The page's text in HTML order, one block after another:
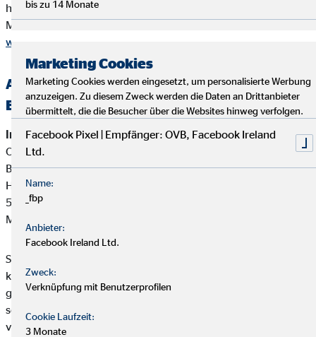
höchstens 60 Cent/Anruf aus Mobilfunknetzen)
Mail
www.dihk.de
Alternative Streitbeilegung —
Beschwerde-/Schlichtungsstellen
Interne Beschwerdestelle:
OVB Vermögensberatung AG
Bereich Außendienstbetreuung
Heumarkt 1
50667 Köln
Mail:
Sofern im Falle einer Kundenbeschwerde ausnahmsweise
keine einvernehmliche Lösung mit unserem Unternehmen
gefunden werden kann, ist unser Unternehmen bereit und
sofern die Kundenbeschwerde Versicherungsprodukte betrifft,
verpflichtet, an einem Streitbeilegungsverfahren vor der
bis zu 14 Monate
Marketing Cookies
Marketing Cookies werden eingesetzt, um personalisierte Werbung
anzuzeigen. Zu diesem Zweck werden die Daten an Drittanbieter
übermittelt, die die Besucher über die Websites hinweg verfolgen.
Facebook Pixel | Empfänger: OVB, Facebook Ireland
Ltd.
Name:
_fbp
Anbieter:
Facebook Ireland Ltd.
Zweck:
Verknüpfung mit Benutzerprofilen
Cookie Laufzeit:
3 Monate